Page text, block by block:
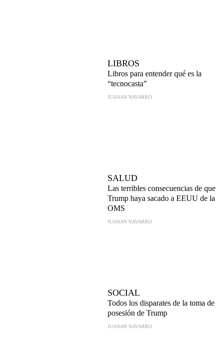
LIBROS
Libros para entender qué es la
“tecnocasta”
JUANAN NAVARRO
SALUD
Las terribles consecuencias de que
Trump haya sacado a EEUU de la
OMS
JUANAN NAVARRO
SOCIAL
Todos los disparates de la toma de
posesión de Trump
JUANAN NAVARRO